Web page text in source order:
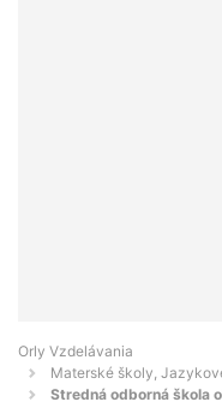
Orly Vzdelávania
Materské školy,
Stredná odborná škola